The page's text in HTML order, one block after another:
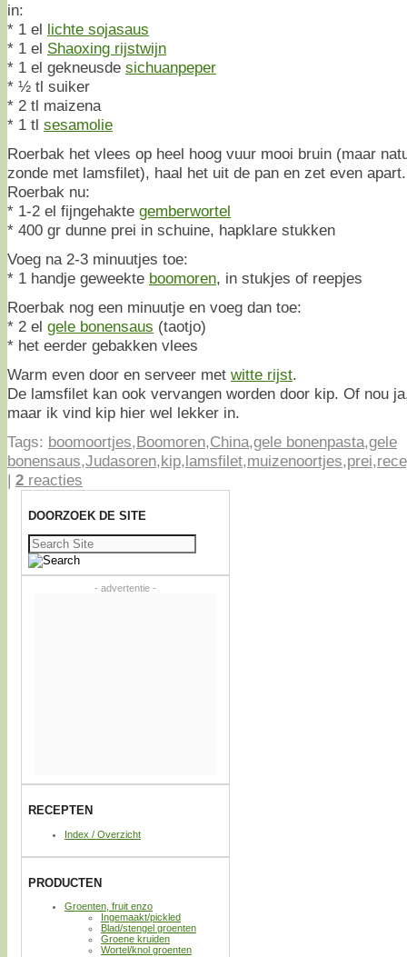
in:
* 1 el lichte sojasaus
* 1 el Shaoxing rijstwijn
* 1 el gekneusde sichuanpeper
* ½ tl suiker
* 2 tl maizena
* 1 tl sesamolie
Roerbak het vlees op heel hoog vuur mooi bruin (maar
zonde met lamsfilet), haal het uit de pan en zet even apart.
Roerbak nu:
* 1-2 el fijngehakte gemberwortel
* 400 gr dunne prei in schuine, hapklare stukken
Voeg na 2-3 minuutjes toe:
* 1 handje geweekte boomoren, in stukjes of reepjes
Roerbak nog een minuutje en voeg dan toe:
* 2 el gele bonensaus (taotjo)
* het eerder gebakken vlees
Warm even door en serveer met witte rijst.
De lamsfilet kan ook vervangen worden door kip. Of nou
maar ik vind kip hier wel lekker in.
Tags: boomoortjes,Boomoren,China,gele bonenpasta,gele
bonensaus,Judasoren,kip,lamsfilet,muizenoortjes,prei,
| 2 reacties
DOORZOEK DE SITE
Zoeken
naar:
- advertentie -
RECEPTEN
Index / Overzicht
PRODUCTEN
Groenten, fruit enzo
Ingemaakt/pickled
Blad/stengel groenten
Groene kruiden
Wortel/knol groenten